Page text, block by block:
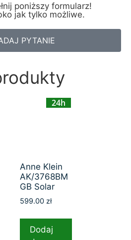
poniższy formularz!
jak tylko możliwe.
PYTANIE
24h
Anne Klein
AK/3768BM
GB Solar
599.00 zł
Dodaj